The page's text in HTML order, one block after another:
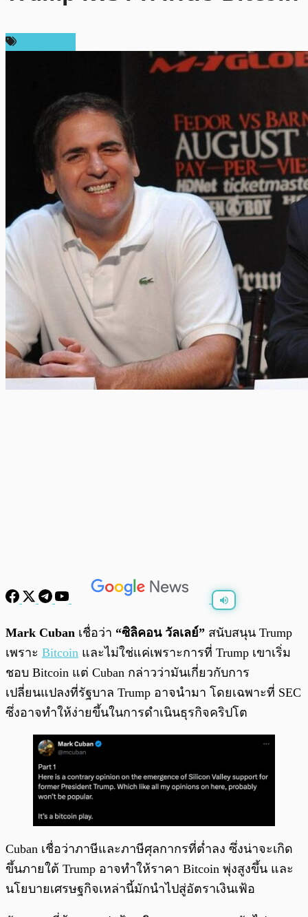
Mark Cuban เชื่อว่า “ซิลิคอน วัลเลย์” สนับสนุน Trump
เพราะ Bitcoin และไม่ใช่แค่เพราะการที่ Trump เขาเริ่ม
ชอบ Bitcoin แต่ Cuban กล่าวว่ามันเกี่ยวกับการ
เปลี่ยนแปลงที่รัฐบาล Trump อาจนำมา โดยเฉพาะที่ SEC
ซึ่งอาจทำให้ง่ายขึ้นในการดำเนินธุรกิจคริปโต
Cuban เชื่อว่าภาษีและภาษีศุลกากรที่ต่ำลง ซึ่งน่าจะเกิด
ขึ้นภายใต้ Trump อาจทำให้ราคา Bitcoin พุ่งสูงขึ้น และ
นโยบายเศรษฐกิจเหล่านี้มักนำไปสู่อัตราเงินเฟ้อ